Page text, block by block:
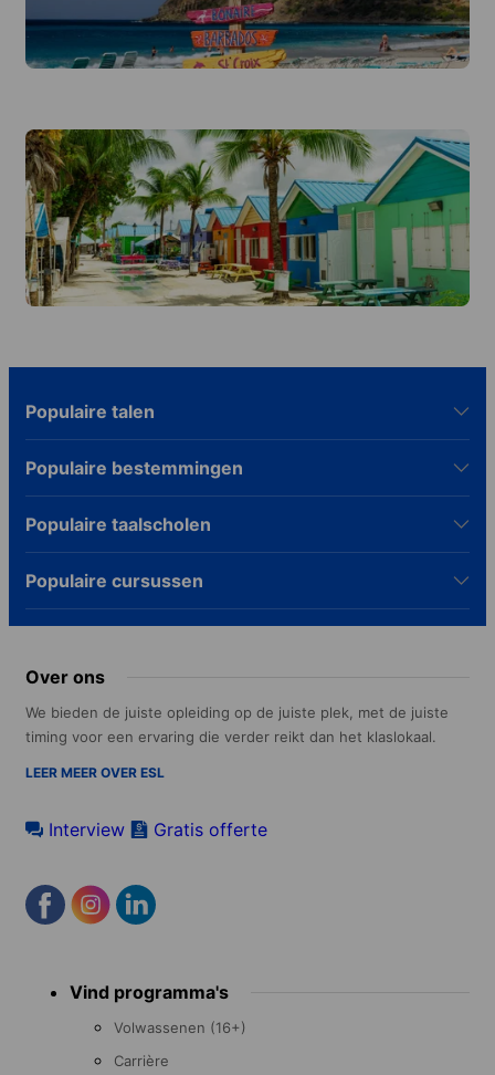
Populaire talen
Populaire bestemmingen
Populaire taalscholen
Populaire cursussen
Over ons
We bieden de juiste opleiding op de juiste plek, met de juiste
timing voor een ervaring die verder reikt dan het klaslokaal.
LEER MEER OVER ESL
Interview Gratis offerte
menuVind programma's
Volwassenen (16+)
Carrière